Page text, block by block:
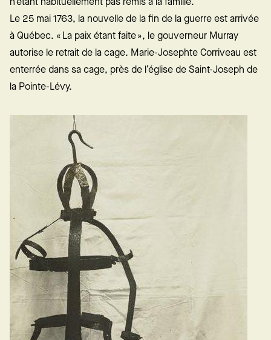
Le 25 mai 1763, la nouvelle de la fin de la guerre est arrivée
à Québec. « La paix étant faite », le gouverneur Murray
autorise le retrait de la cage. Marie-Josephte Corriveau est
enterrée dans sa cage, près de l’église de Saint-Joseph de
la Pointe-Lévy.